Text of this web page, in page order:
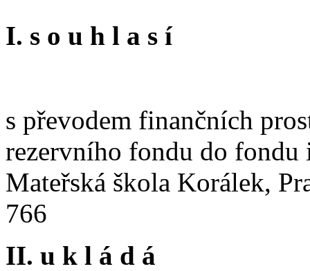
I. s o u h l a s í
s převodem finančních
rezervního fondu do fondu
Mateřská škola Korálek,
766
II. u k l á d á